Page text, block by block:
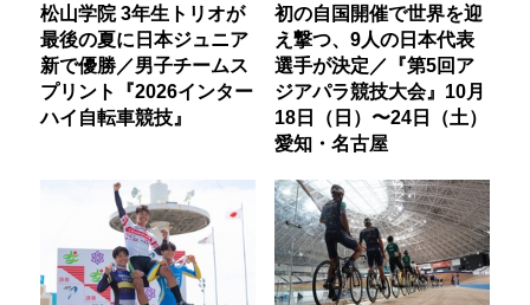
松山学院 3年生トリオが
最後の夏に日本ジュニア
新で優勝／男子チームス
プリント『2026インター
ハイ自転車競技』
初の自国開催で世界を迎
え撃つ、9人の日本代表
選手が決定／『第5回ア
ジアパラ競技大会』10月
18日（日）〜24日（土）
愛知・名古屋